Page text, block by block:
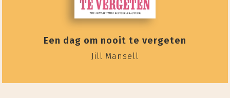
Een dag om nooit te vergeten
Jill Mansell